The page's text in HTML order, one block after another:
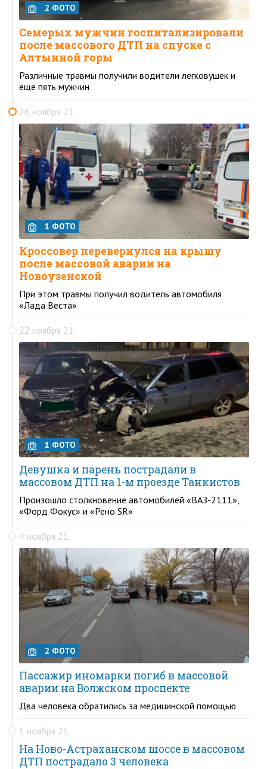
2 ФОТО
Семерых мужчин госпитализировали
после массового ДТП на спуске с
Алтынной горы
Различные травмы получили водители легковушек и
еще пять мужчин
26 ноября 21
1 ФОТО
Кроссовер перевернулся на крышу
после массовой аварии на
Новоузенской
При этом травмы получил водитель автомобиля
«Лада Веста»
22 ноября 21
1 ФОТО
Девушка и парень пострадали в
массовом ДТП на 1-м проезде Танкистов
Произошло столкновение автомобилей «ВАЗ-2111»,
«Форд Фокус» и «Рено SR»
4 ноября 21
2 ФОТО
Пассажир иномарки погиб в массовой
аварии на Волжском проспекте
Два человека обратились за медицинской помощью
1 ноября 21
На Ново-Астраханском шоссе в массовом
ДТП пострадало 3 человека